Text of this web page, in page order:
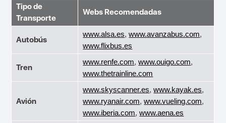
Tipo de
Transporte
Webs Recomendadas
Autobús
www.alsa.es,www.avanzabus.com,
www.flixbus.es
Tren
www.renfe.com,www.ouigo.com,
www.thetrainline.com
Avión
www.skyscanner.es,www.kayak.es,
www.ryanair.com,www.vueling.com,
www.iberia.com,www.aena.es